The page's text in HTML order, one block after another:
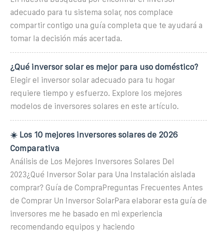
adecuado para tu sistema solar, nos complace
compartir contigo una guía completa que te ayudará a
tomar la decisión más acertada.
¿Qué inversor solar es mejor para uso doméstico?
Elegir el inversor solar adecuado para tu hogar
requiere tiempo y esfuerzo. Explore los mejores
modelos de inversores solares en este artículo.
☀️ Los 10 mejores inversores solares de 2026
Comparativa
Análisis de Los Mejores Inversores Solares Del
2023¿Qué Inversor Solar para Una Instalación aislada
comprar? Guía de CompraPreguntas Frecuentes Antes
de Comprar Un Inversor SolarPara elaborar esta guía de
inversores me he basado en mi experiencia
recomendando equipos y haciendo